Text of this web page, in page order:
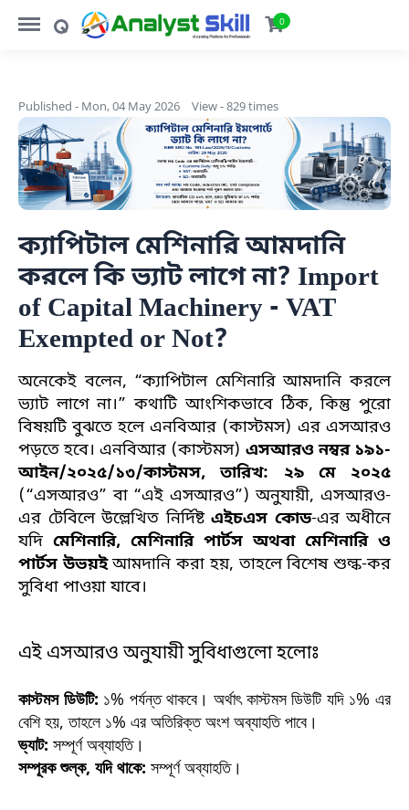
https://analystskill.com/menu
https://analystskill.com/search 0
Published - Mon, 04 May 2026 View - 829 times
ক্যাপিটাল মেশিনারি আমদানি
করলে কি ভ্যাট লাগে না? Import
of Capital Machinery - VAT
Exempted or Not?
অনেকেই বলেন, “ক্যাপিটাল মেশিনারি আমদানি করলে
ভ্যাট লাগে না।” কথাটি আংশিকভাবে ঠিক, কিন্তু পুরো
বিষয়টি বুঝতে হলে এনবিআর (কাস্টমস) এর এসআরও
পড়তে হবে। এনবিআর (কাস্টমস) এসআরও নম্বর ১৯১-
আইন/২০২৫/১৩/কাস্টমস, তারিখ: ২৯ মে ২০২৫
(“এসআরও” বা “এই এসআরও”) অনুযায়ী, এসআরও-
এর টেবিলে উল্লেখিত নির্দিষ্ট এইচএস কোড-এর অধীনে
যদি মেশিনারি, মেশিনারি পার্টস অথবা মেশিনারি ও
পার্টস উভয়ইআমদানি করা হয়, তাহলে বিশেষ শুল্ক-কর
সুবিধা পাওয়া যাবে।
এই এসআরও অনুযায়ী সুবিধাগুলো হলোঃ
কাস্টমস ডিউটি: ১% পর্যন্ত থাকবে। অর্থাৎ কাস্টমস ডিউটি যদি ১% এর
বেশি হয়, তাহলে ১% এর অতিরিক্ত অংশ অব্যাহতি পাবে।
ভ্যাট: সম্পূর্ণ অব্যাহতি।
সম্পূরক শুল্ক, যদি থাকে: সম্পূর্ণ অব্যাহতি।